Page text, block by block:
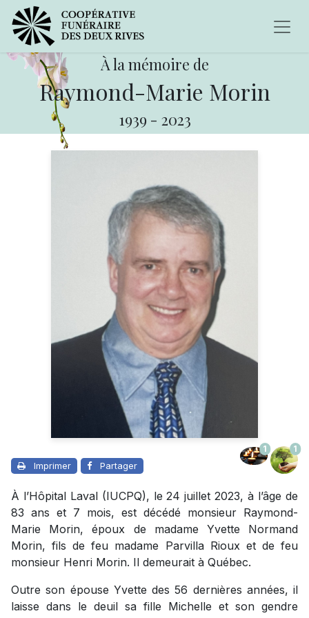
À la mémoire de
Raymond-Marie Morin
1939 - 2023
Imprimer Partager
1 1
À l’Hôpital Laval (IUCPQ), le 24 juillet 2023, à l’âge de
83 ans et 7 mois, est décédé monsieur Raymond-
Marie Morin, époux de madame Yvette Normand
Morin, fils de feu madame Parvilla Rioux et de feu
monsieur Henri Morin. Il demeurait à Québec.
Outre son épouse Yvette des 56 dernières années, il
laisse dans le deuil sa fille Michelle et son gendre